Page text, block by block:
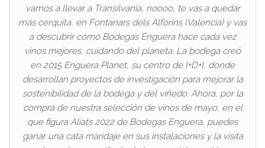
vamos a llevar a Transilvania, noooo, te vas a quedar
más cerquita, en Fontanars dels Alforins (Valencia) y vas
a descubrir cómo Bodegas Enguera hace cada vez
vinos mejores, cuidando del planeta. La bodega creó
en 2015 Enguera Planet, su centro de I+D+I, donde
desarrollan proyectos de investigación para mejorar la
sostenibilidad de la bodega y del viñedo. Ahora, por la
compra de nuestra selección de vinos de mayo, en el
que figura Aliats 2022 de Bodegas Enguera, puedes
ganar una cata maridaje en sus instalaciones y la visita